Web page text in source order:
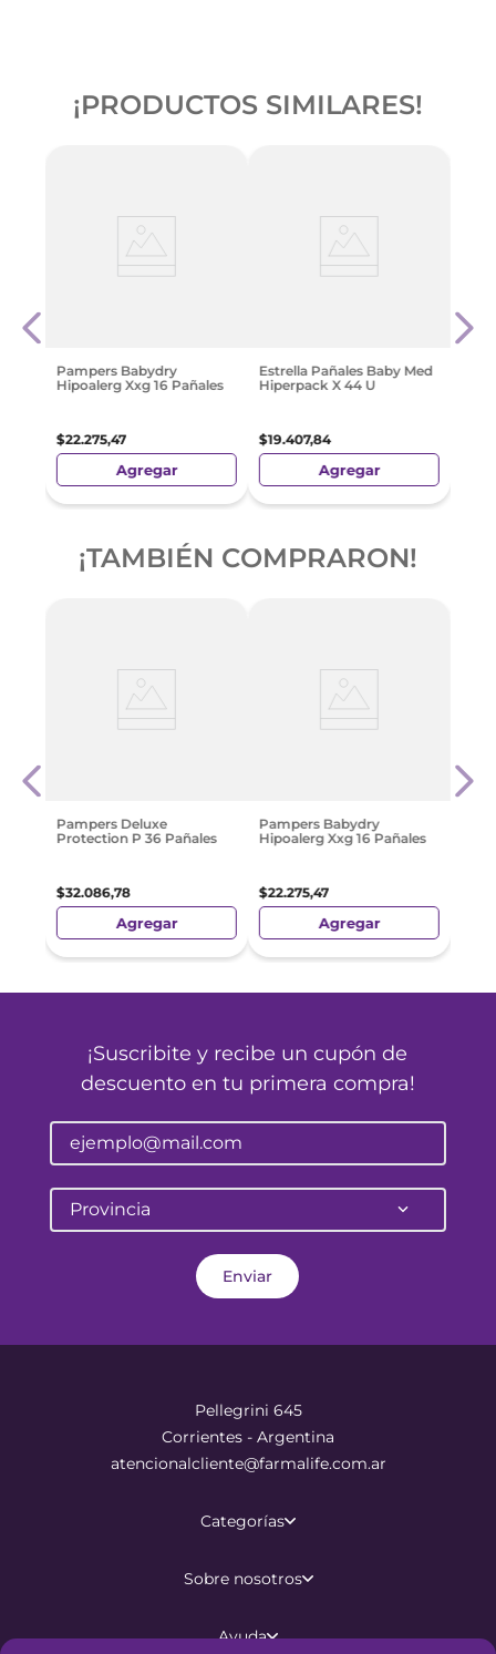
¡PRODUCTOS SIMILARES!
Pampers Babydry
Hipoalerg Xxg 16 Pañales
$22.275,47
Agregar
Estrella Pañales Baby Med
Hiperpack X 44 U
$19.407,84
Agregar
¡TAMBIÉN COMPRARON!
Pampers Deluxe
Protection P 36 Pañales
$32.086,78
Agregar
Pampers Babydry
Hipoalerg Xxg 16 Pañales
$22.275,47
Agregar
¡Suscribite y recibe un cupón de
descuento en tu primera compra!
Provincia
Enviar
Pellegrini 645
Corrientes - Argentina
atencionalcliente@farmalife.com.ar
Categorías
Sobre nosotros
Ayuda